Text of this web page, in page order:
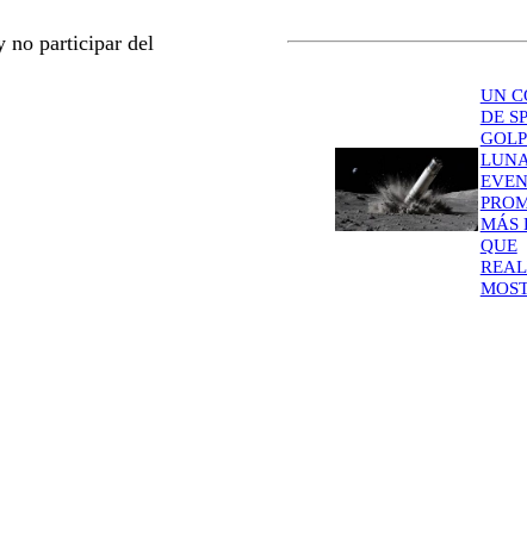
no participar del
UN
DE
MÁS
QUE